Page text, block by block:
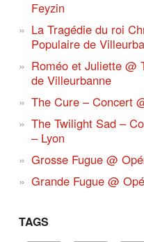
Feyzin
La Tragédie du roi
Populaire de
Roméo et Juliette @
de Villeurbanne
The Cure – Concert
The Twilight Sad –
– Lyon
Grosse Fugue @
Grande Fugue @
TAGS